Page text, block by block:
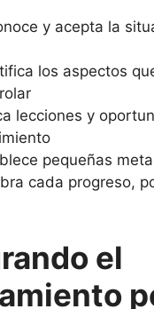
y acepta la
los aspectos
lecciones y
pequeñas
cada progreso,
el